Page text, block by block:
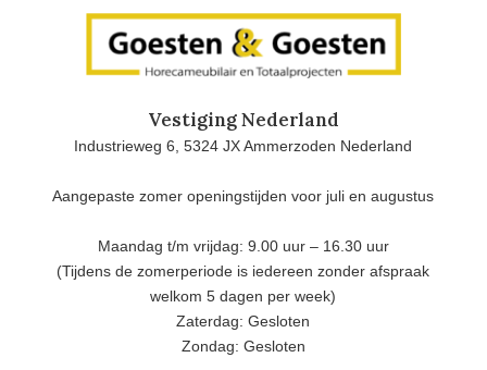
Vestiging Nederland
Industrieweg 6, 5324 JX Ammerzoden Nederland
Aangepaste zomer openingstijden voor juli en augustus
Maandag t/m vrijdag: 9.00 uur – 16.30 uur
(Tijdens de zomerperiode is iedereen zonder afspraak
welkom 5 dagen per week)
Zaterdag: Gesloten
Zondag: Gesloten